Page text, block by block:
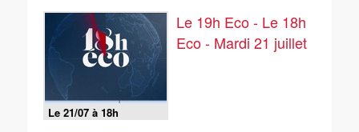
Le 21/07 à 18h
Le 19h Eco - Le 18h
Eco - Mardi 21 juillet